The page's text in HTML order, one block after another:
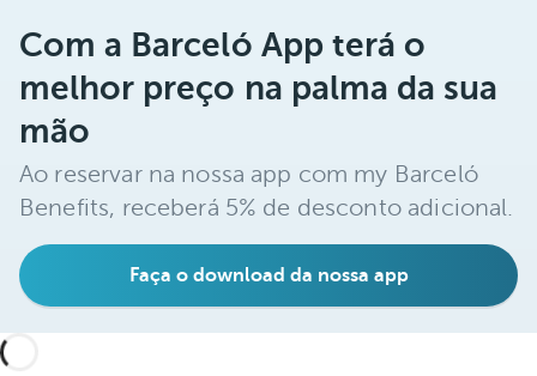
Com a Barceló App terá o
melhor preço na palma da sua
mão
Ao reservar na nossa app com my Barceló
Benefits, receberá 5% de desconto adicional.
Faça o download da nossa app